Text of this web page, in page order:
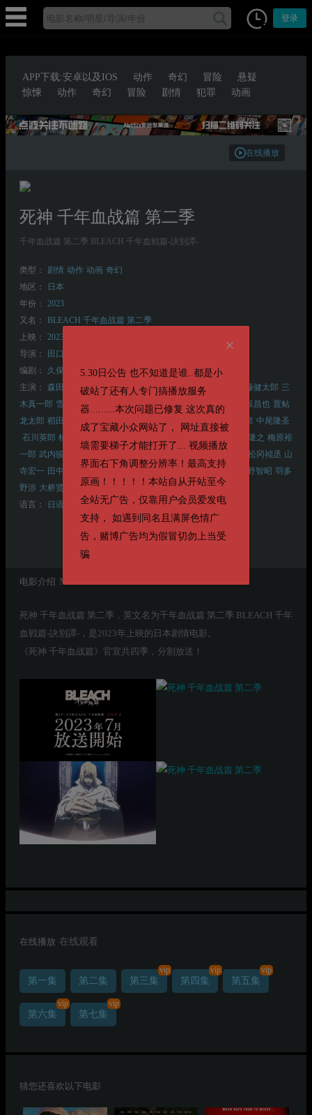
登录
5.30日公告 也不知道是谁..都是小
破站了还有人专门搞播放服务
器.........本次问题已修复 这次真的
成了宝藏小众网站了， 网址直接被
墙需要梯子才能打开了... 视频播放
界面右下角调整分辨率！最高支持
原画！！！！！本站自从开站至今
全站无广告，仅靠用户会员爱发电
支持， 如遇到同名且满屏色情广
告，赌博广告均为假冒切勿上当受
骗
APP下载:安卓以及IOS 动作 奇幻 冒险
悬疑
惊悚
动作 奇幻 冒险 剧情 犯罪 动画
在线播放
死神 千年血战篇 第二季
千年血战篇 第二季 BLEACH 千年血戦篇-訣別譚-
类型： 剧情 动作 动画 奇幻
地区：
日本
年份：
2023
又名：
BLEACH 千年血战篇 第二季
上映：
2023-07-08(日本)
导演：
田口智久
编剧：
久保带人 田口智久 平松正树
主演：
森田成一 折笠富美子 杉山纪彰 松冈由贵 安元洋贵 伊藤健太郎 三
木真一郎 雪野五月 高冈瓶瓶 桑岛法子 樫井笙人 久川绫 小野坂昌也 置鲇
龙太郎 稻田彻 大塚明夫 Akio Ôtsuka 杉田智和 朴璐美 立木文彦 中尾隆圣
石川英郎 楠见尚己 菅生隆之 梅原裕
一郎 武内骏辅 松冈祯丞 山
寺宏一 田中秀幸 土师孝也 Takaya Hashi 金光宣明 间宫康弘 前野智昭 羽多
野涉 大桥贤一郎 藤原贵弘 驹田航
滨野大辉
语言：
日语
电影介绍 Movie Details
死神 千年血战篇 第二季，英文名为千年血战篇 第二季 BLEACH 千年
血戦篇-訣別譚-，是2023年上映的日本剧情电影。
《死神 千年血战篇》官宣共四季，分割放送！
在线播放 在线观看
第一集 第二集 第三集
vip
第四集
vip
第五集
vip
第六集
vip
第七集
vip
猜您还喜欢以下电影